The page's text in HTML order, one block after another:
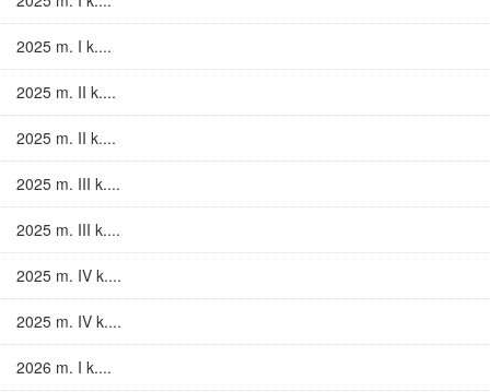
2025 m. I k....
2025 m. II k....
2025 m. II k....
2025 m. III k....
2025 m. III k....
2025 m. IV k....
2025 m. IV k....
2026 m. I k....